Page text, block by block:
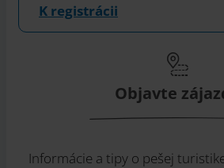
K registrácii
Objavte
Informácie a tipy o pešej